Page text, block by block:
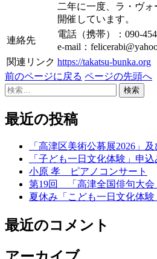
二年に一度、ラ・ヴ
開催しています。
連絡先
電話（携帯）：090-
e-mail：
関連リンク https://takatsu-bunka.org
前のページに戻る ページの先頭へ
検
最近の投稿
「高津区美術公募展2026」
「子ども一日文化体験」申
小原 孝 ピアノコンサート
第19回 「高津全国俳句大会
夏休み「こども一日文化体験
最近のコメント